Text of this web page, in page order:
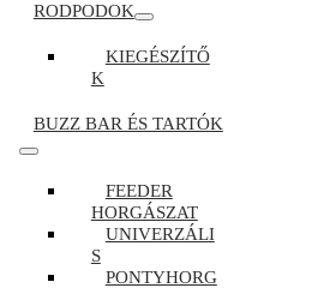
RODPODOK
KIEGÉSZÍTŐ
K
BUZZ BAR ÉS TARTÓK
FEEDER
HORGÁSZAT
UNIVERZÁLI
S
PONTYHORG